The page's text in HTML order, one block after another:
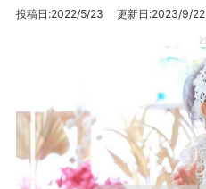
投稿日:2022/5/23 更新日:2023/9/22